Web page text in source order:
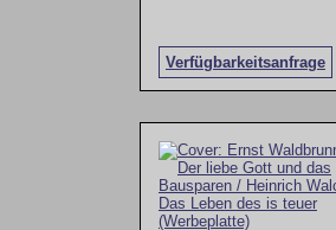
Verfügbarkeitsanfrage